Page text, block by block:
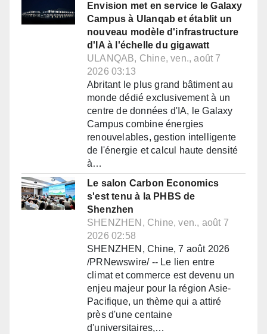
Envision met en service le Galaxy
Campus à Ulanqab et établit un
nouveau modèle d'infrastructure
d'IA à l'échelle du gigawatt
ULANQAB, Chine, ven., août 7
2026 03:13
Abritant le plus grand bâtiment au
monde dédié exclusivement à un
centre de données d'IA, le Galaxy
Campus combine énergies
renouvelables, gestion intelligente
de l'énergie et calcul haute densité
à…
Le salon Carbon Economics
s'est tenu à la PHBS de
Shenzhen
SHENZHEN, Chine, ven., août 7
2026 02:58
SHENZHEN, Chine, 7 août 2026
/PRNewswire/ -- Le lien entre
climat et commerce est devenu un
enjeu majeur pour la région Asie-
Pacifique, un thème qui a attiré
près d'une centaine
d'universitaires,…